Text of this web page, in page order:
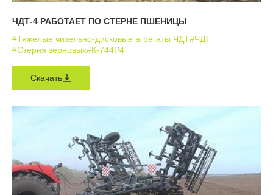
ЧДТ-4 РАБОТАЕТ ПО СТЕРНЕ ПШЕНИЦЫ
#Тяжелые чизельно-дисковые агрегаты ЧДТ#ЧДТ
#Стерня зерновых#К-744Р4
Скачать